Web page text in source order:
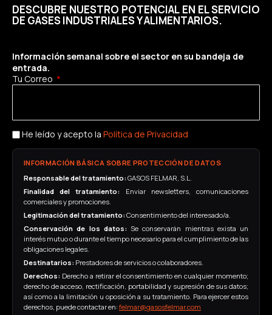
DESCUBRE NUESTRO POTENCIAL EN EL SERVICIO
DE GASES INDUSTRIALES Y ALIMENTARIOS.
Información semanal sobre el sector en su bandeja de
entrada.
Tu Correo
He leído y acepto la Política de Privacidad
INFORMACIÓN BÁSICA SOBRE PROTECCIÓN DE DATOS
Responsable del tratamiento:GASOS FELMAR, S.L.
Finalidad del tratamiento: Enviar newsletters, comunicaciones
comerciales y promociones.
Legitimación del tratamiento:Consentimiento del interesado/a.
Conservación de los datos:Se conservarán mientras exista un
interés mutuo o durante el tiempo necesario para el cumplimiento de las
obligaciones legales.
Destinatarios: Prestadores de servicios o colaboradores.
Derechos: Derecho a retirar el consentimiento en cualquier momento;
derecho de acceso, rectificación, portabilidad y supresión de sus datos;
así como a la limitación u oposición a su tratamiento. Para ejercer estos
derechos, puede contactar en:felmar@gasosfelmar.com